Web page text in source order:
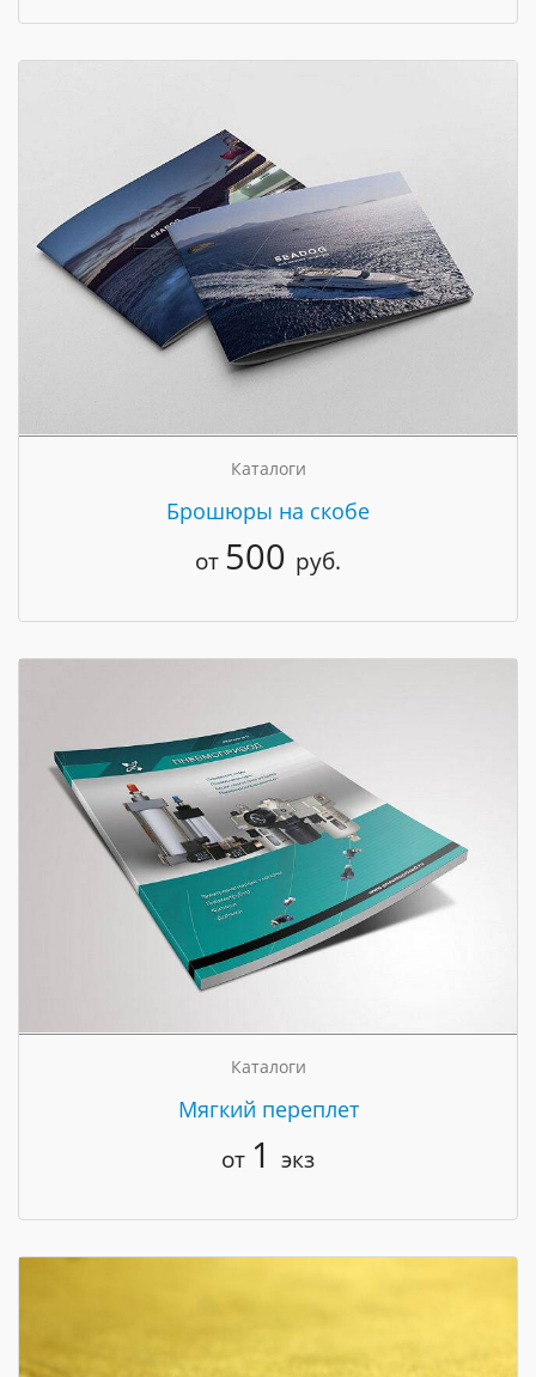
Каталоги
Брошюры на скобе
от 500 руб.
Каталоги
Мягкий переплет
от 1 экз